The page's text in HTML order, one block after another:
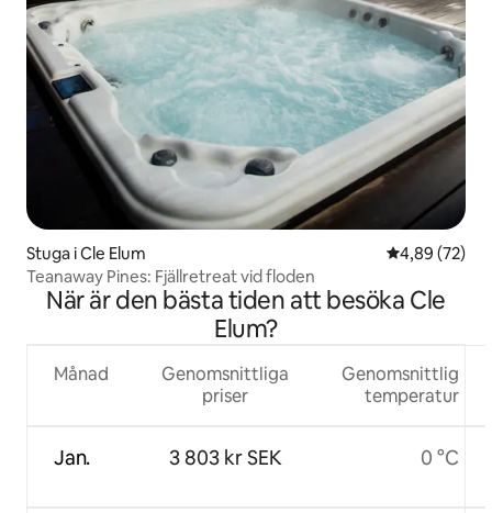
Stuga i Cle Elum 4,89 av 5 i
4,89 (72)
Teanaway Pines: Fjällretreat vid floden
När är den bästa tiden att besöka Cle
Elum?
Månad
Jan.
Genomsnittliga
priser
3 803 kr SEK
Genomsnittlig
temperatur
0 °C